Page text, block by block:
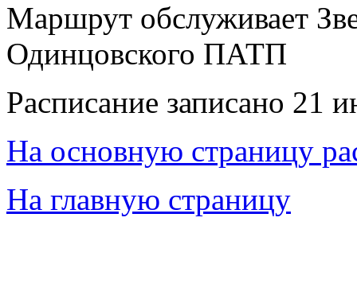
Маршрут обслуживает
Одинцовского ПАТП
Расписание записано 21
На основную страницу
На главную страницу